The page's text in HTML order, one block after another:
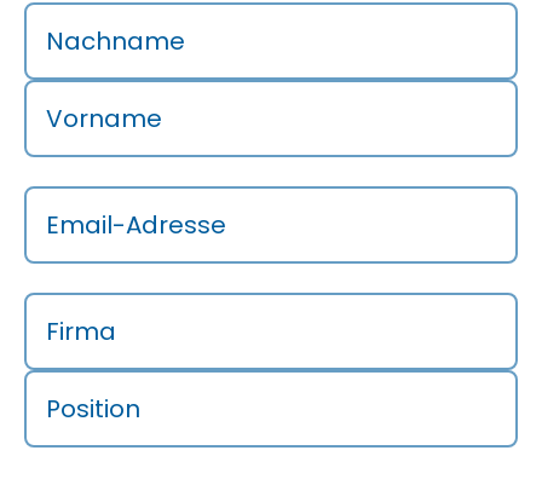
Nachname
Vorname
Email-Adresse
Firma
Position